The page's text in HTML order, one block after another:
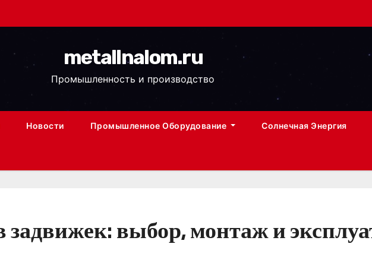
metallnalom.ru
Промышленность и производство
Новости Промышленное Оборудование Солнечная Энергия
выбор, монтаж и